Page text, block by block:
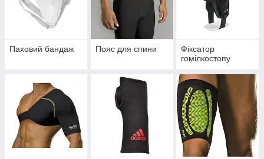
Паховий бандаж Пояс для спини
Фіксатор
гомілкостопу